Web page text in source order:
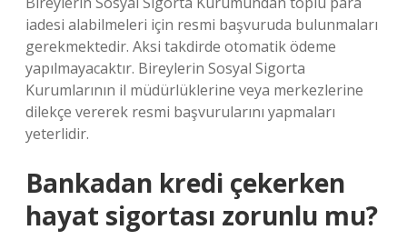
iadesi alabilmeleri için resmi başvuruda bulunmaları
gerekmektedir. Aksi takdirde otomatik ödeme
yapılmayacaktır. Bireylerin Sosyal Sigorta
Kurumlarının il müdürlüklerine veya merkezlerine
dilekçe vererek resmi başvurularını yapmaları
yeterlidir.
Bankadan kredi çekerken
hayat sigortası zorunlu mu?